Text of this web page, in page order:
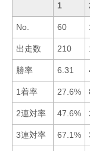
1
No. 60
出走数 210
勝率 6.31
1着率 27.6%
2連対率 47.6%
3連対率 67.1%